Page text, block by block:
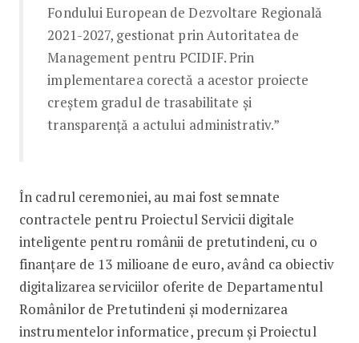
Fondului European de Dezvoltare Regională
2021-2027, gestionat prin Autoritatea de
Management pentru PCIDIF. Prin
implementarea corectă a acestor proiecte
creștem gradul de trasabilitate și
transparență a actului administrativ.”
În cadrul ceremoniei, au mai fost semnate
contractele pentru Proiectul Servicii digitale
inteligente pentru românii de pretutindeni, cu o
finanțare de 13 milioane de euro, având ca obiectiv
digitalizarea serviciilor oferite de Departamentul
Românilor de Pretutindeni și modernizarea
instrumentelor informatice, precum și Proiectul